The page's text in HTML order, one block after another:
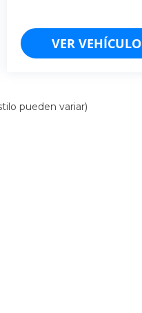
VER VEHÍCULO
pueden variar)